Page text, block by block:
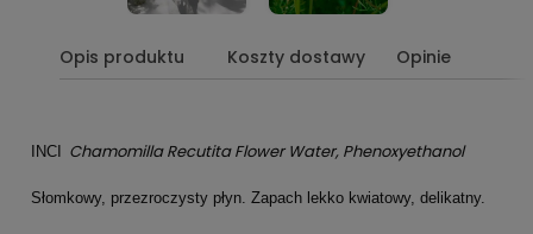
Opis produktu Koszty dostawy Opinie
INCI Chamomilla Recutita Flower Water, Phenoxyethanol
Słomkowy, przezroczysty płyn. Zapach lekko kwiatowy, delikatny.